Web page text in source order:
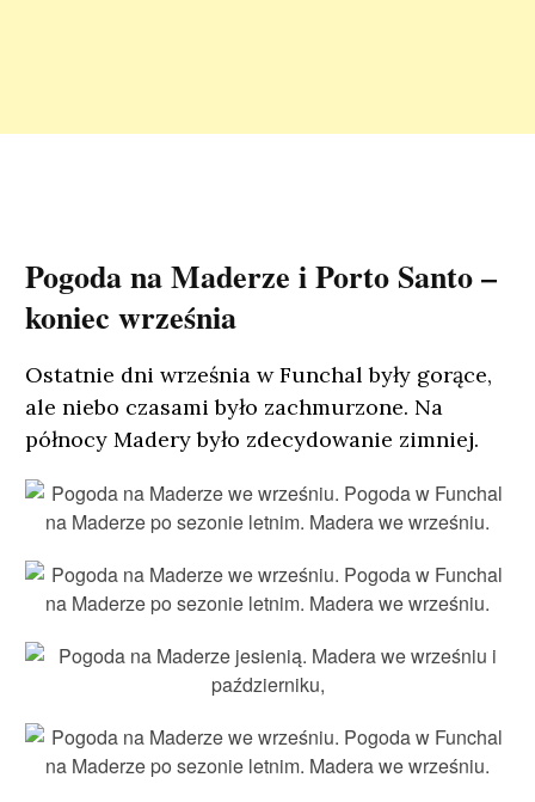
Pogoda na Maderze i Porto Santo –
koniec września
Ostatnie dni września w Funchal były gorące,
ale niebo czasami było zachmurzone. Na
północy Madery było zdecydowanie zimniej.